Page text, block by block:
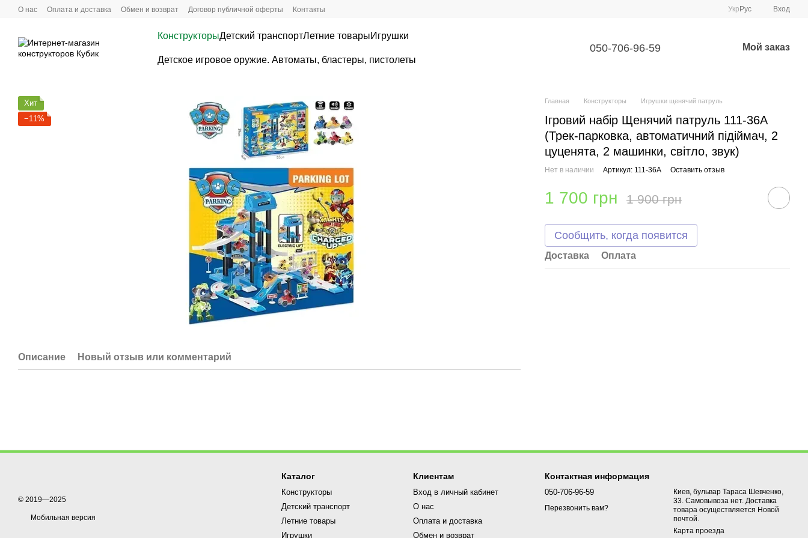
Перейти к основному контенту
О нас Оплата и доставка Обмен и возврат Договoр публичной оферты Контакты Укр Рус Вход
КонструкторыДетский транспортЛетние товарыИгрушки
Детское игровое оружие. Автоматы, бластеры, пистолеты
050-706-96-59 Мой заказ
Хит
−11%
Описание Новый отзыв или комментарий
Главная Конструкторы Игрушки щенячий патруль
Ігровий набір Щенячий патруль 111-36A
(Трек-парковка, автоматичний підіймач, 2
цуценята, 2 машинки, світло, звук)
Нет в наличии Артикул: 111-36А Оставить отзыв
1 700 грн 1 900 грн
Сообщить, когда появится
Доставка Оплата
© 2019—2025
Мобильная версия
Каталог
Конструкторы
Детский транспорт
Летние товары
Игрушки
Клиентам
Вход в личный кабинет
О нас
Оплата и доставка
Обмен и возврат
Контактная информация
050-706-96-59
Перезвонить вам?
Киев, бульвар Тараса Шевченко,
33. Самовывоза нет. Доставка
товара осуществляется Новой
почтой.
Карта проезда